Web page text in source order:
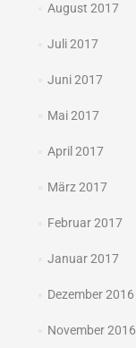
August 2017
Juli 2017
Juni 2017
Mai 2017
April 2017
März 2017
Februar 2017
Januar 2017
Dezember 2016
November 2016